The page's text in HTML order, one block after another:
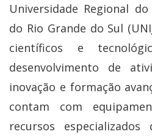
Universidade Regional
do Rio Grande do Sul
científicos e
desenvolvimento de
inovação e formação
contam com
recursos